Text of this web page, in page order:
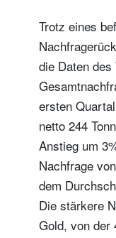
Trotz eines
die Daten
ersten
netto 244
Anstieg um
Nachfrage
dem
Die stärkere
Gold, von der
Wohnsitzland
Ich bin weder in
Ihre
mit unserer